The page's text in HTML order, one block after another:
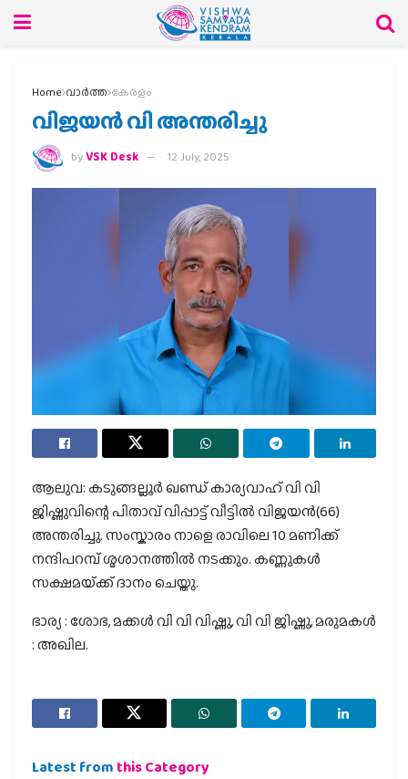
Home വാര്‍ത്ത കേരളം
വിജയൻ വി അന്തരിച്ചു
byVSK Desk 12 July, 2025
ആലുവ: കടുങ്ങല്ലൂർ ഖണ്ഡ് കാര്യവാഹ് വി വി
ജിഷ്ണുവിന്റെ പിതാവ് വിപ്പാട്ട് വീട്ടിൽ വിജയൻ(66)
അന്തരിച്ചു. സംസ്കാരം നാളെ രാവിലെ 10 മണിക്ക്
നന്ദിപറമ്പ് ശ്മശാനത്തിൽ നടക്കും. കണ്ണുകൾ
സക്ഷമയ്‌ക്ക് ദാനം ചെയ്തു.
ഭാര്യ : ശോഭ, മക്കൾ വി വി വിഷ്ണു, വി വി ജിഷ്ണു, മരുമകൾ
: അഖില.
Latest from this Category